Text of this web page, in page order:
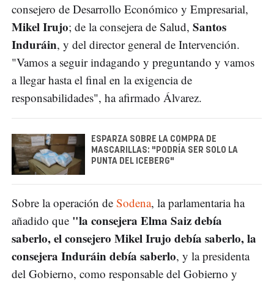
consejero de Desarrollo Económico y Empresarial,
Mikel Irujo; de la consejera de Salud, Santos
Induráin, y del director general de Intervención.
"Vamos a seguir indagando y preguntando y vamos
a llegar hasta el final en la exigencia de
responsabilidades", ha afirmado Álvarez.
ESPARZA SOBRE LA COMPRA DE
MASCARILLAS: "PODRÍA SER SOLO LA
PUNTA DEL ICEBERG"
Sobre la operación de Sodena, la parlamentaria ha
añadido que "la consejera Elma Saiz debía
saberlo, el consejero Mikel Irujo debía saberlo, la
consejera Induráin debía saberlo, y la presidenta
del Gobierno, como responsable del Gobierno y